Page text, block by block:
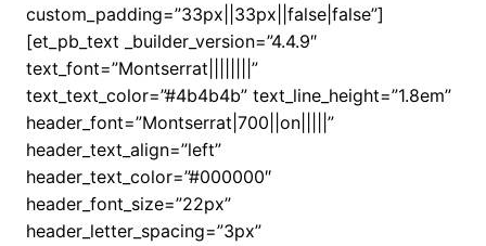
custom_padding=”33px||33px||false|false”]
[et_pb_text _builder_version=”4.4.9″
text_font=”Montserrat||||||||”
text_text_color=”#4b4b4b” text_line_height=”1.8em”
header_font=”Montserrat|700||on|||||”
header_text_align=”left”
header_text_color=”#000000″
header_font_size=”22px”
header_letter_spacing=”3px”